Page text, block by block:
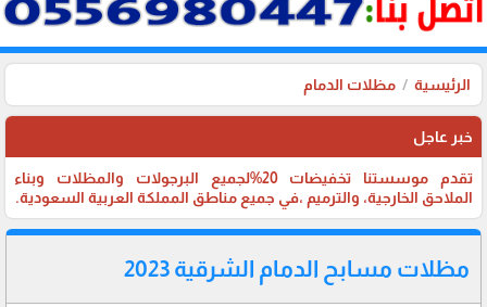
الرئيسية مظلات الدمام
خبر عاجل
تقدم موسستنا تخفيضات 20%لجميع البرجولات والمظلات وبناء
الملاحق الخارجية، والترميم ،في جميع مناطق المملكة العربية السعودية.
مظلات مسابح الدمام الشرقية 2023